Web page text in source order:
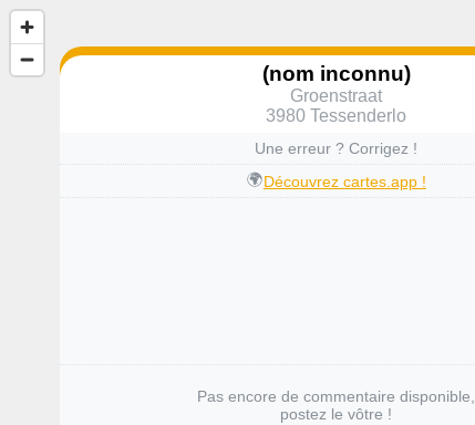
(nom inconnu)
Groenstraat
3980 Tessenderlo
Une erreur ? Corrigez !
🌍Découvrez cartes.app !
Pas encore de commentaire disponible,
postez le vôtre !